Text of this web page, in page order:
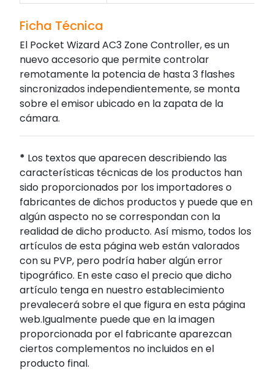
Ficha Técnica
El Pocket Wizard AC3 Zone Controller, es un
nuevo accesorio que permite controlar
remotamente la potencia de hasta 3 flashes
sincronizados independientemente, se monta
sobre el emisor ubicado en la zapata de la
cámara.
* Los textos que aparecen describiendo las
características técnicas de los productos han
sido proporcionados por los importadores o
fabricantes de dichos productos y puede que en
algún aspecto no se correspondan con la
realidad de dicho producto. Así mismo, todos los
artículos de esta página web están valorados
con su PVP, pero podría haber algún error
tipográfico. En este caso el precio que dicho
artículo tenga en nuestro establecimiento
prevalecerá sobre el que figura en esta página
web.Igualmente puede que en la imagen
proporcionada por el fabricante aparezcan
ciertos complementos no incluidos en el
producto final.